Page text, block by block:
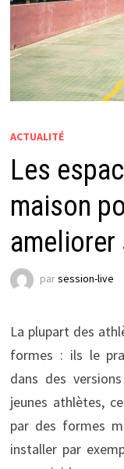
ACTUALITÉ
Les
maison
ameliorer
parsession-live
La plupart des
formes : ils le
dans des
jeunes athlètes,
par des formes
installer par